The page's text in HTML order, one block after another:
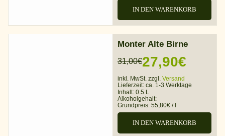
IN DEN WARENKORB
Monter Alte Birne
31,00€
Ursprünglicher
Preis
war:
31,00€
27,90€
Aktueller
Preis
ist:
27,90€.
inkl. MwSt. zzgl. Versand
Lieferzeit: ca. 1-3 Werktage
Inhalt: 0.5 L
Alkoholgehalt:
Grundpreis: 55,80€ /l
IN DEN WARENKORB